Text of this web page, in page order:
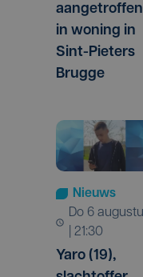
aangetroffen
in woning in
Sint-Pieters
Brugge
Nieuws
do 6 augustus
| 21:30
Yaro (19),